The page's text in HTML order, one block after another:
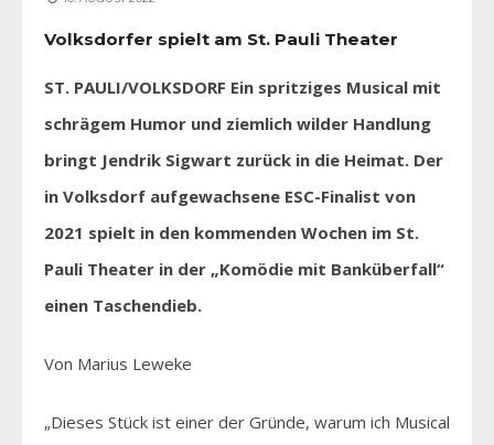
Volksdorfer spielt am St. Pauli Theater
ST. PAULI/VOLKSDORF Ein spritziges Musical mit
schrägem Humor und ziemlich wilder Handlung
bringt Jendrik Sigwart zurück in die Heimat. Der
in Volksdorf aufgewachsene ESC-Finalist von
2021 spielt in den kommenden Wochen im St.
Pauli Theater in der „Komödie mit Banküberfall“
einen Taschendieb.
Von Marius Leweke
„Dieses Stück ist einer der Gründe, warum ich Musical